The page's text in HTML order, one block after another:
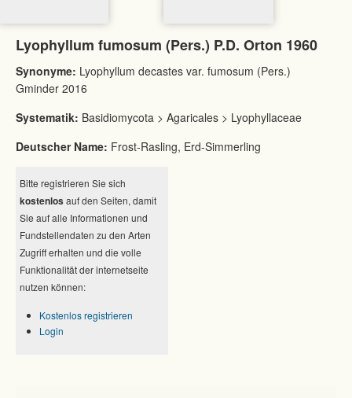
Lyophyllum fumosum (Pers.) P.D. Orton 1960
Synonyme: Lyophyllum decastes var. fumosum (Pers.)
Gminder 2016
Systematik: Basidiomycota > Agaricales > Lyophyllaceae
Deutscher Name: Frost-Rasling, Erd-Simmerling
Bitte registrieren Sie sich
kostenlos auf den Seiten, damit
Sie auf alle Informationen und
Fundstellendaten zu den Arten
Zugriff erhalten und die volle
Funktionalität der internetseite
nutzen können:
Kostenlos registrieren
Login